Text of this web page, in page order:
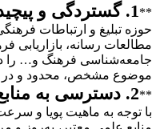
**1. گستردگی و پیچیدگی موضوعات
حوزه تبلیغ و ارتباطات
مطالعات رسانه، بازاریابی
جامعه‌شناسی فرهنگ و… را
موضوع مشخص، محدود و در
**2. دسترسی به منابع معتبر و به‌روز
با توجه به ماهیت پویا و